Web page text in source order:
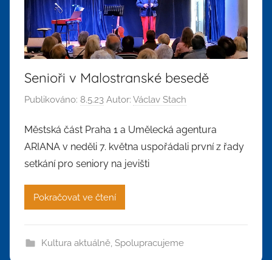
Senioři v Malostranské besedě
Publikováno: 8.5.23 Autor: Václav Stach
Městská část Praha 1 a Umělecká agentura
ARIANA v neděli 7. května uspořádali první z řady
setkání pro seniory na jevišti
Pokračovat ve čtení
Kultura aktuálně, Spolupracujeme